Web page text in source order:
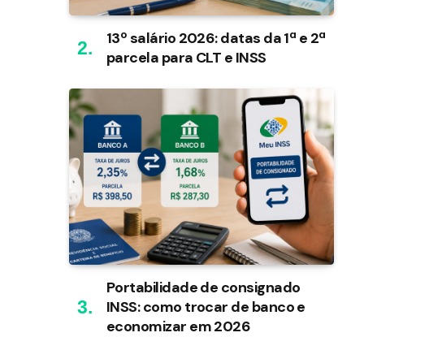
13º salário 2026: datas da 1ª e 2ª
parcela para CLT e INSS
Portabilidade de consignado
INSS: como trocar de banco e
economizar em 2026